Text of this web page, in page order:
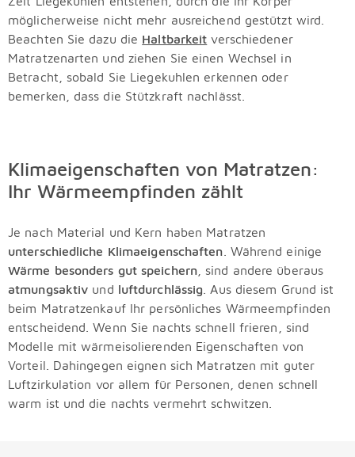
möglicherweise nicht mehr ausreichend gestützt wird.
Beachten Sie dazu die Haltbarkeit verschiedener
Matratzenarten und ziehen Sie einen Wechsel in
Betracht, sobald Sie Liegekuhlen erkennen oder
bemerken, dass die Stützkraft nachlässt.
Klimaeigenschaften von Matratzen:
Ihr Wärmeempfinden zählt
Je nach Material und Kern haben Matratzen
unterschiedliche Klimaeigenschaften . Während einige
Wärme besonders gut speichern, sind andere überaus
atmungsaktiv und luftdurchlässig . Aus diesem Grund ist
beim Matratzenkauf Ihr persönliches Wärmeempfinden
entscheidend. Wenn Sie nachts schnell frieren, sind
Modelle mit wärmeisolierenden Eigenschaften von
Vorteil. Dahingegen eignen sich Matratzen mit guter
Luftzirkulation vor allem für Personen, denen schnell
warm ist und die nachts vermehrt schwitzen.